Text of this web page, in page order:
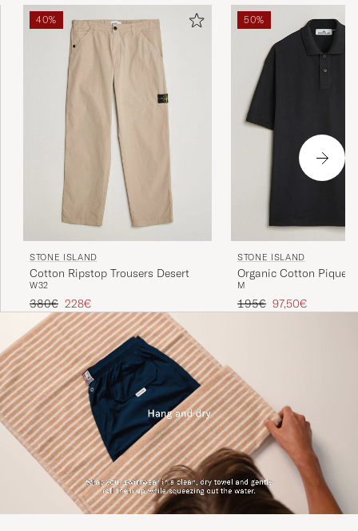
40%
STONE ISLAND
Cotton Ripstop Trousers Desert
W32
Regulärer Preis
380€ Reduzierter Preis
228€
50%
STONE ISLAND
Organic Cotton Pique
M
Regulärer Preis
195€ Reduzierter Preis
97,50€